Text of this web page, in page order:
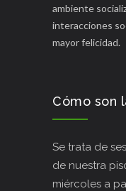
ambiente
interacciones
mayor felicidad.
Cómo son
Se trata de
de nuestra
miércoles a